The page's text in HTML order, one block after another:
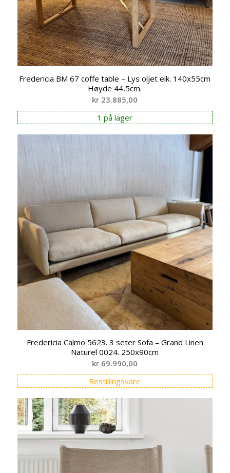
Fredericia BM 67 coffe table – Lys oljet eik. 140x55cm
Høyde 44,5cm.
kr 23.885,00
1 på lager
Fredericia Calmo 5623. 3 seter Sofa – Grand Linen
Naturel 0024. 250x90cm
kr 69.990,00
Bestillingsvare